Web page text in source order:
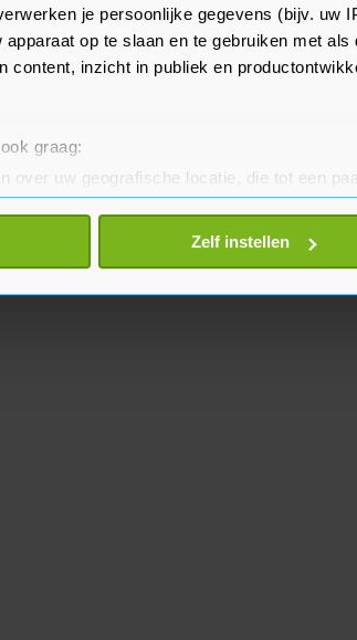
je persoonlijke gegevens (bijv. uw
op te slaan en te gebruiken met
content, inzicht in publiek en
graag:
over uw geografische locatie, die tot een
door het actief te scannen op specifieke
gegevens worden verwerkt en stel
of intrekken in de Cookieverklaring.
Zelf instellen
van twee hoofdconducteurs